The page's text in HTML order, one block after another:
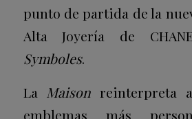
punto de partida de la
Alta Joyería de
Symboles.
La Maison reinterpreta
emblemas más